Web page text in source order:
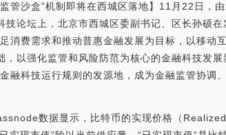
管沙盒”机制即将在西城区落地】11月22日，
技论坛上，北京市西城区委副书记、区长孙硕
消费需求和推动普惠金融发展为目标，以移动
以强化监管和风险防范为核心的金融科技发
融科技运行规则的发源地，成为金融监管协调
数据显示，比特币的实现价格（